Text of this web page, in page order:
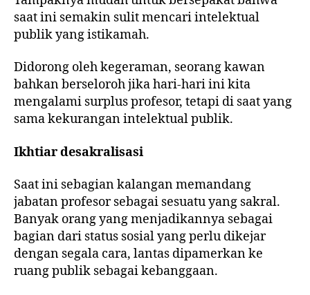
saat ini semakin sulit mencari intelektual
publik yang istikamah.
Didorong oleh kegeraman, seorang kawan
bahkan berseloroh jika hari-hari ini kita
mengalami surplus profesor, tetapi di saat yang
sama kekurangan intelektual publik.
Ikhtiar desakralisasi
Saat ini sebagian kalangan memandang
jabatan profesor sebagai sesuatu yang sakral.
Banyak orang yang menjadikannya sebagai
bagian dari status sosial yang perlu dikejar
dengan segala cara, lantas dipamerkan ke
ruang publik sebagai kebanggaan.